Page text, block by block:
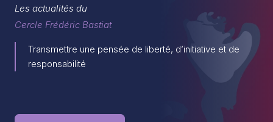
Les actualités du
Cercle Frédéric Bastiat
Transmettre une pensée de liberté, d’initiative et de
responsabilité